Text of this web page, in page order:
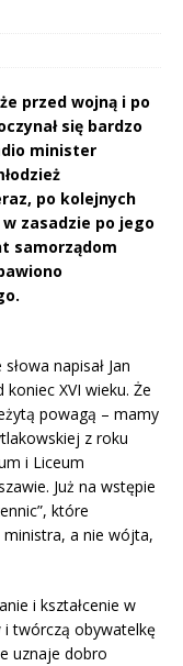
przed wojną i po
się bardzo
minister
po kolejnych
zasadzie po jego
samorządom
napisał Jan
XVI wieku. Że
powagą – mamy
z roku
i Liceum
Już na wstępie
które
ministra, a nie wójta,
i kształcenie w
twórczą obywatelkę
uznaje dobro